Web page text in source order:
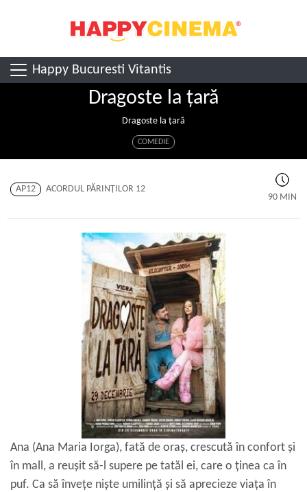
Happy Bucuresti Vitantis
Dragoste la țară
Dragoste la țară
COMEDIE
AP12
ACORDUL PĂRINŢILOR 12
90 MIN
Ana (Ana Maria Iorga), fată de oraș, crescută în confort și
în mall, a reușit să-l supere pe tatăl ei, care o ținea ca în
puf. Ca să învețe niște umilință și să aprecieze viața în